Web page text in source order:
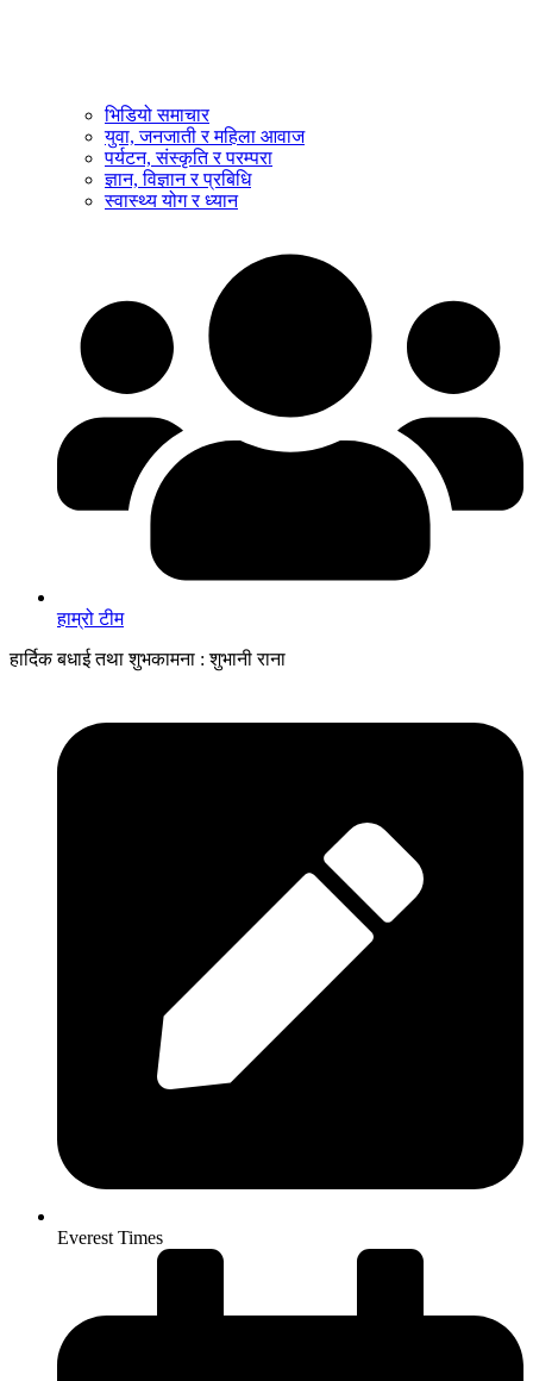
भिडियो समाचार
युवा, जनजाती र महिला आवाज
पर्यटन, संस्कृति र परम्परा
ज्ञान, विज्ञान र प्रबिधि
स्वास्थ्य योग र ध्यान
हाम्रो टीम
हार्दिक बधाई तथा शुभकामना : शुभानी राना
Everest Times